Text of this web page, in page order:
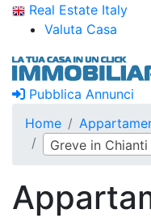
Real Estate Italy
Valuta Casa
Pubblica Annunci
Home
Greve in Chianti